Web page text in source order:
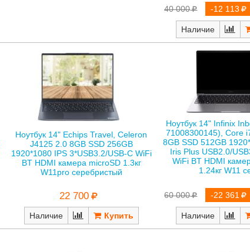
40 000
-12 113
Наличие
Ноутбук 14" Echips Travel, Celeron
J4125 2.0 8GB SSD 256GB
1920*1080 IPS 3*USB3.2/USB-C WiFi
BT HDMI камера microSD 1.3кг
W11pro серебристый
22 700
Наличие
Ноутбук 14" Infinix
71008300145), Core
8GB SSD 512GB
Iris Plus USB2.0/
WiFi BT HDMI
1.24кг W11
60 000 -22 361
Наличие